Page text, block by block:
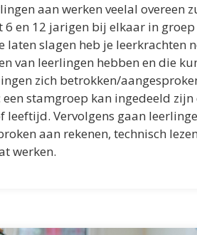
aan werken veelal overeen
6 en 12 jarigen bij elkaar in
laten slagen heb je leerkrachten
van leerlingen hebben en die
zich betrokken/
een stamgroep kan ingedeeld
leeftijd. Vervolgens gaan
aan rekenen, technisch
werken.